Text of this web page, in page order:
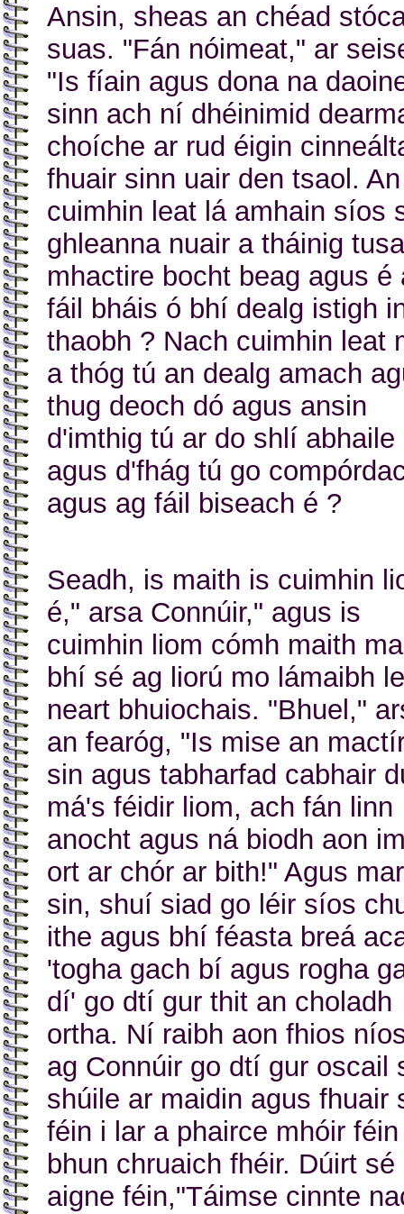
Ansin, sheas an chéad
suas. "Fán nóimeat," ar
"Is fíain agus dona na
sinn ach ní dhéinimid
choíche ar rud éigin
fhuair sinn uair den tsaol. An
cuimhin leat lá amhain síos
ghleanna nuair a tháinig
mhactire bocht beag agus é
fáil bháis ó bhí dealg istigh
thaobh ? Nach cuimhin leat
a thóg tú an dealg amach
thug deoch dó agus ansin
d'imthig tú ar do shlí abhaile
agus d'fhág tú go
agus ag fáil biseach é ?
Seadh, is maith is cuimhin
é," arsa Connúir," agus is
cuimhin liom cómh maith
bhí sé ag liorú mo lámaibh le
neart bhuiochais. "Bhuel,"
an fearóg, "Is mise an
sin agus tabharfad cabhair
má's féidir liom, ach fán linn
anocht agus ná biodh aon
ort ar chór ar bith!" Agus mar
sin, shuí siad go léir síos
ithe agus bhí féasta breá
'togha gach bí agus rogha
dí' go dtí gur thit an choladh
ortha. Ní raibh aon fhios
ag Connúir go dtí gur oscail
shúile ar maidin agus fhuair
féin i lar a phairce mhóir féin
bhun chruaich fhéir. Dúirt sé
aigne féin,"Táimse cinnte